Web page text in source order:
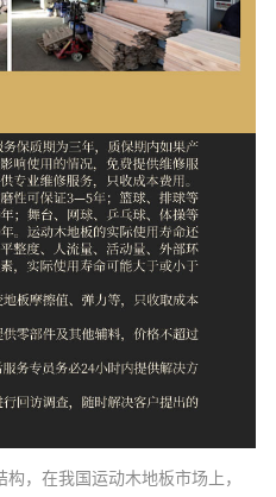
，在我国运动木地板市场上，